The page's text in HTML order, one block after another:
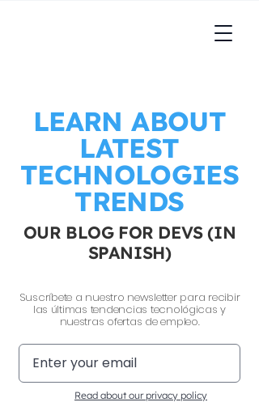
LEARN ABOUT
LATEST
TECHNOLOGIES
TRENDS
OUR BLOG FOR DEVS (IN
SPANISH)
Suscríbete a nuestro newsletter para recibir
las últimas tendencias tecnológicas y
nuestras ofertas de empleo.
Read about our privacy policy